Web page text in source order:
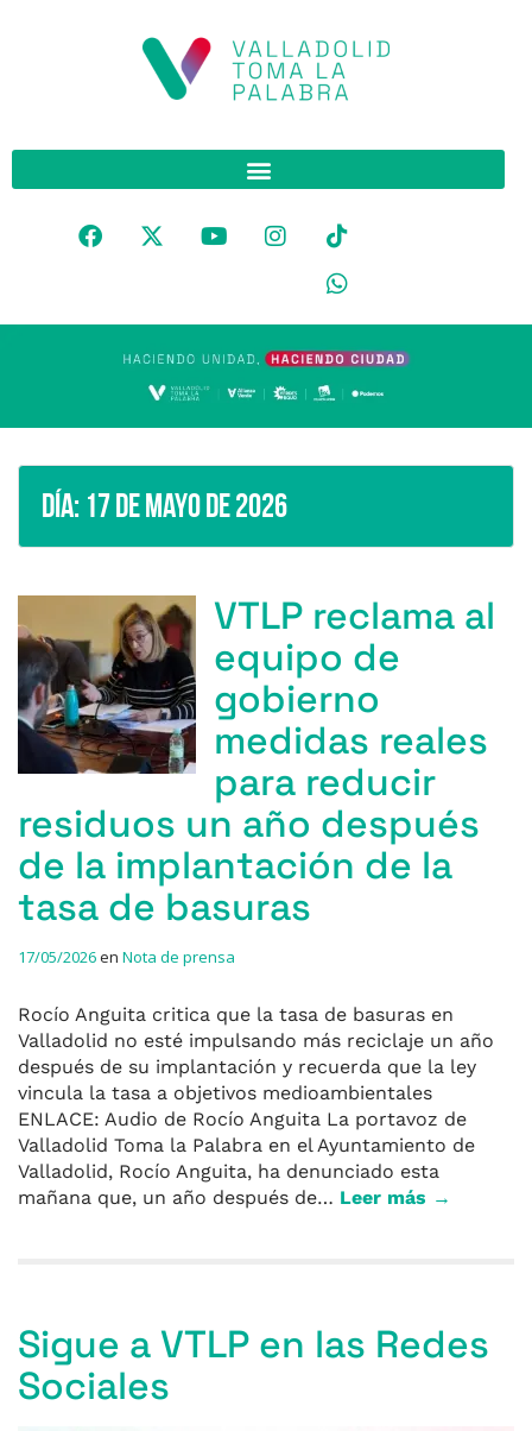
Día: 17 de mayo de 2026
VTLP reclama al
equipo de
gobierno
medidas reales
para reducir
residuos un año después
de la implantación de la
tasa de basuras
17/05/2026en Nota de prensa
Rocío Anguita critica que la tasa de basuras en
Valladolid no esté impulsando más reciclaje un año
después de su implantación y recuerda que la ley
vincula la tasa a objetivos medioambientales
ENLACE: Audio de Rocío Anguita La portavoz de
Valladolid Toma la Palabra en el Ayuntamiento de
Valladolid, Rocío Anguita, ha denunciado esta
mañana que, un año después de… Leer más →
Sigue a VTLP en las Redes
Sociales